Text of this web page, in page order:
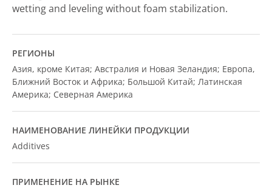
wetting and leveling without foam stabilization.
РЕГИОНЫ
Азия, кроме Китая; Австралия и Новая Зеландия; Европа,
Ближний Восток и Африка; Большой Китай; Латинская
Америка; Северная Америка
НАИМЕНОВАНИЕ ЛИНЕЙКИ ПРОДУКЦИИ
Additives
ПРИМЕНЕНИЕ НА РЫНКЕ